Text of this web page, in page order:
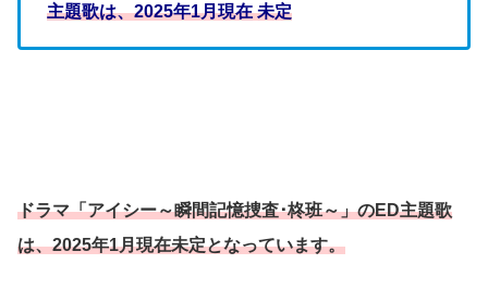
主題歌は、2025年1月現在 未定
ドラマ「アイシー～瞬間記憶捜査･柊班～」のED主題歌
は、2025年1月現在未定となっています。